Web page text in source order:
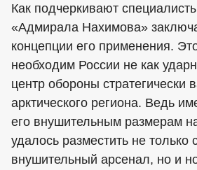
Как подчеркивают
«Адмирала Нахимова»
концепции его применения.
необходим России не как
центр обороны стратегически
арктического региона. Ведь
его внушительным размерам
удалось разместить не только
внушительный арсенал, но и